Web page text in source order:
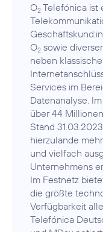
O2 Telefónica ist
O2 sowie
neben
Services im
Datenanalyse.
über 44
Stand
hierzulande
und vielfach
Unternehmens
Im Festnetz
die größte
Verfügbarkeit
Telefónica